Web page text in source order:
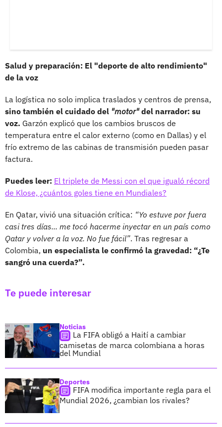
Salud y preparación: El "deporte de alto rendimiento"
de la voz
La logística no solo implica traslados y centros de prensa,
sino también el cuidado del "motor" del narrador: su
voz. Garzón explicó que los cambios bruscos de
temperatura entre el calor externo (como en Dallas) y el
frío extremo de las cabinas de transmisión pueden pasar
factura.
Puedes leer: El triplete de Messi con el que igualó récord
de Klose, ¿cuántos goles tiene en Mundiales?
En Qatar, vivió una situación crítica: “Yo estuve por fuera
casi tres días... me tocó hacerme inyectar en un país como
Qatar y volver a la voz. No fue fácil”. Tras regresar a
Colombia, un especialista le confirmó la gravedad: “¿Te
sangró una cuerda?”.
Te puede interesar
Noticias
La FIFA obligó a Haití a cambiar
camisetas de marca colombiana a horas
del Mundial
Deportes
FIFA modifica importante regla para el
Mundial 2026, ¿cambian los rivales?